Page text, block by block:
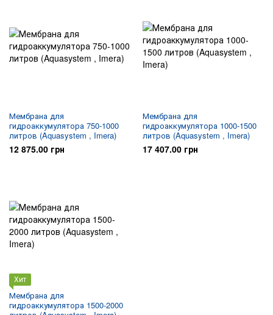
Мембрана для
гидроаккумулятора 750-1000
литров (Aquasystem , Imera)
12 875.00 грн
Мембрана для
гидроаккумулятора 1000-1500
литров (Aquasystem , Imera)
17 407.00 грн
Хит
Мембрана для
гидроаккумулятора 1500-2000